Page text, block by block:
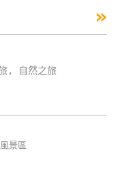
»
, 自然之旅
景區